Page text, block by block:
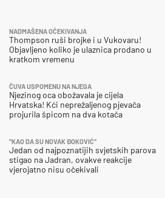
NADMAŠENA OČEKIVANJA
Thompson ruši brojke i u Vukovaru!
Objavljeno koliko je ulaznica prodano u
kratkom vremenu
ČUVA USPOMENU NA NJEGA
Njezinog oca obožavala je cijela
Hrvatska! Kći neprežaljenog pjevača
projurila špicom na dva kotača
"KAO DA SU NOVAK ĐOKOVIĆ"
Jedan od najpoznatijih svjetskih parova
stigao na Jadran, ovakve reakcije
vjerojatno nisu očekivali